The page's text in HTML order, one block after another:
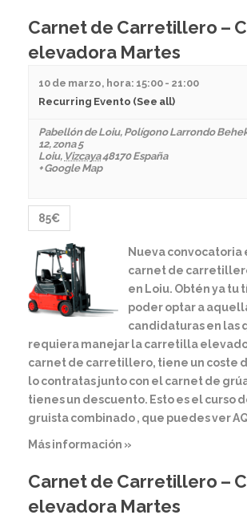
Carnet de Carretillero –
elevadora Martes
10 de marzo, hora: 15:00 - 21:00
Recurring Evento (See all)
Pabellón de Loiu, Polígono Larrondo
12, zona 5
Loiu, Vizcaya48170 España
+ Google Map
85€
Nueva convocatoria
carnet de
en Loiu. Obtén ya tu
poder optar a
candidaturas en las
requiera manejar la carretilla
carnet de carretillero, tiene un coste
lo contratas junto con el carnet de
tienes un descuento. Esto es el curso
gruista combinado , que puedes ver
Más información »
Carnet de Carretillero –
elevadora Martes